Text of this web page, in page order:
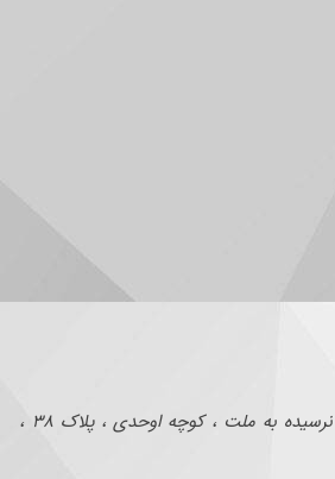
تهران ، خیابان امیرکبیر ، نرسیده به ملت ، کوچه اوحدی ، پلاک ۳۸ ،